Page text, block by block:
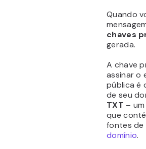
Quando
chaves
gerada.
A chave
assinar o
pública é
de seu
TXT –
que
fontes
domínio.